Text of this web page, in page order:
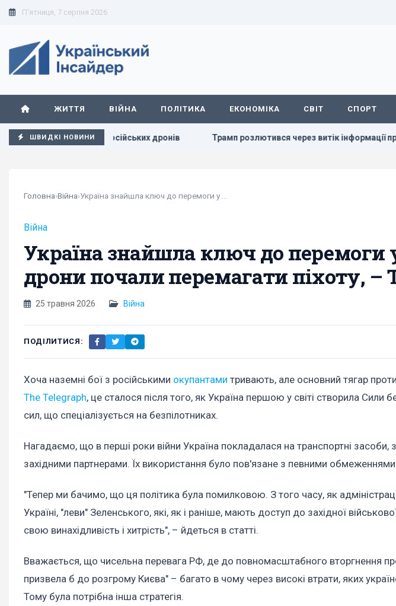
П'ятниця, 7 серпня 2026
ЖИТТЯ ВІЙНА ПОЛІТИКА ЕКОНОМІКА СВІТ СПОРТ
ШВИДКІ НОВИНИ
російських дронів Трамп розлютився через витік інформації про дефіцит
Головна›Війна›
Війна
Україна знайшла ключ до перемоги
дрони почали перемагати піхоту, –
25 травня 2026 Війна
ПОДІЛИТИСЯ:
Хоча наземні бої з російськими окупантами тривають, але основний тягар
The Telegraph, це сталося після того, як Україна першою у світі створила Сили
сил, що спеціалізується на безпілотниках.
Нагадаємо, що в перші роки війни Україна покладалася на транспортні засоби,
західними партнерами. Їх використання було пов'язане з певними
"Тепер ми бачимо, що ця політика була помилковою. З того часу, як
Україні, "леви" Зеленського, які, як і раніше, мають доступ до західної
свою винахідливість і хитрість", – йдеться в статті.
Вважається, що чисельна перевага РФ, де до повномасштабного вторгнення
призвела б до розгрому Києва" – багато в чому через високі втрати, яких
Тому була потрібна інша стратегія.